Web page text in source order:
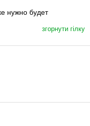
нужно будет
згорнути гілку